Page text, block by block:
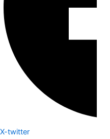
X-twitter